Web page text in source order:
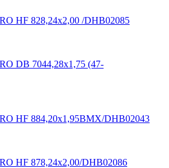
HF 828,24x2,00 /DHB02085
DB 7044,28х1,75 (47-
HF 884,20x1,95BMX/DHB02043
HF 878,24x2,00/DHB02086